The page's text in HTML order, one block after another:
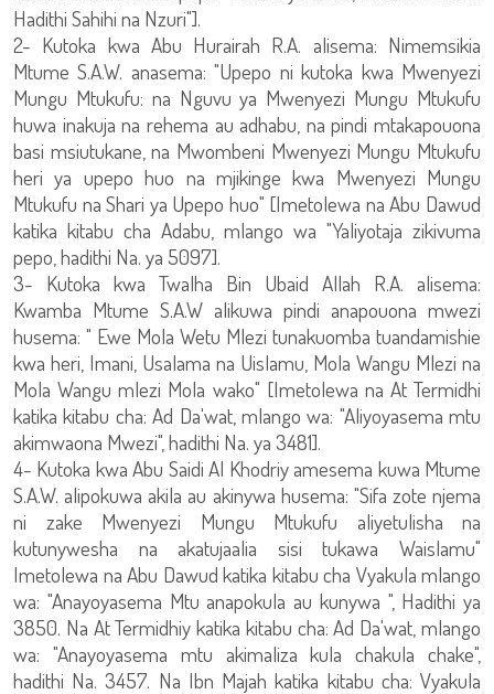
Hadithi Sahihi na Nzuri"].
2- Kutoka kwa Abu Hurairah R.A. alisema: Nimemsikia
Mtume S.A.W. anasema: "Upepo ni kutoka kwa Mwenyezi
Mungu Mtukufu: na Nguvu ya Mwenyezi Mungu Mtukufu
huwa inakuja na rehema au adhabu, na pindi mtakapouona
basi msiutukane, na Mwombeni Mwenyezi Mungu Mtukufu
heri ya upepo huo na mjikinge kwa Mwenyezi Mungu
Mtukufu na Shari ya Upepo huo" [Imetolewa na Abu Dawud
katika kitabu cha Adabu, mlango wa "Yaliyotaja zikivuma
pepo, hadithi Na. ya 5097].
3- Kutoka kwa Twalha Bin Ubaid Allah R.A. alisema:
Kwamba Mtume S.A.W alikuwa pindi anapouona mwezi
husema: " Ewe Mola Wetu Mlezi tunakuomba tuandamishie
kwa heri, Imani, Usalama na Uislamu, Mola Wangu Mlezi na
Mola Wangu mlezi Mola wako" [Imetolewa na At Termidhi
katika kitabu cha: Ad Da'wat, mlango wa: "Aliyoyasema mtu
akimwaona Mwezi", hadithi Na. ya 3481].
4- Kutoka kwa Abu Saidi Al Khodriy amesema kuwa Mtume
S.A.W. alipokuwa akila au akinywa husema: "Sifa zote njema
ni zake Mwenyezi Mungu Mtukufu aliyetulisha na
kutunywesha na akatujaalia sisi tukawa Waislamu"
Imetolewa na Abu Dawud katika kitabu cha Vyakula mlango
wa: "Anayoyasema Mtu anapokula au kunywa ", Hadithi ya
3850. Na At Termidhiy katika kitabu cha: Ad Da'wat, mlango
wa: "Anayoyasema mtu akimaliza kula chakula chake",
hadithi Na. 3457. Na Ibn Majah katika kitabu cha: Vyakula